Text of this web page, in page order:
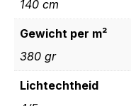
140 cm
Gewicht per m²
380 gr
Lichtechtheid